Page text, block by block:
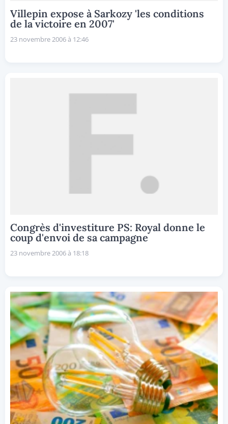
Villepin expose à Sarkozy 'les conditions
de la victoire en 2007'
23 novembre 2006 à 12:46
Congrès d'investiture PS: Royal donne le
coup d'envoi de sa campagne
23 novembre 2006 à 18:18